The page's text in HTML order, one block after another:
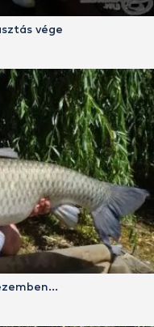
vége